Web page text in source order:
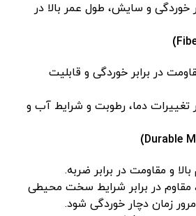
خوردگی و سایش، طول عمر بالا در
در برابر خوردگی و قابلیت
تغییرات دما، رطوبت و شرایط آب و
و مقاومت در برابر ضربه.
مقاوم در برابر شرایط سخت محیطی
زمان دچار خوردگی شود.